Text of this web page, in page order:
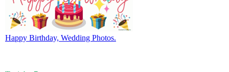
Happy Birthday, Wedding Photos.